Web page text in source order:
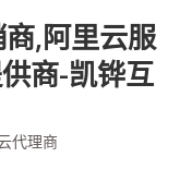
,阿里云服
商-凯铧互
代理商